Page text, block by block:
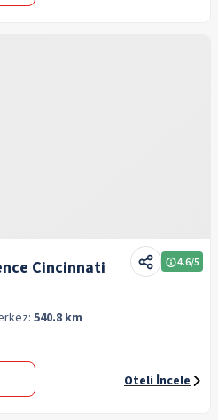
Cincinnati
4.6/5
540.8 km
Oteli İncele